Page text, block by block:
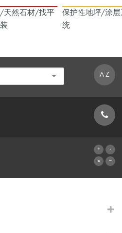
天然石材/找平
保护性地坪/涂层
统
A-Z